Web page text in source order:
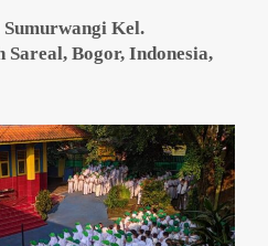
Kel.
Bogor, Indonesia,